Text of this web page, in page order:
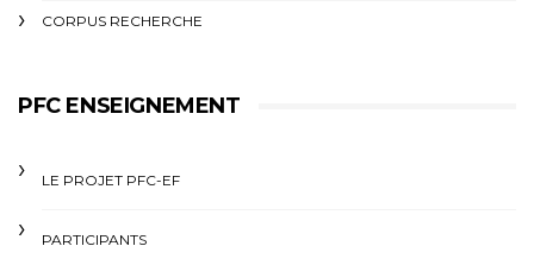
CORPUS RECHERCHE
PFC ENSEIGNEMENT
LE PROJET PFC-EF
PARTICIPANTS